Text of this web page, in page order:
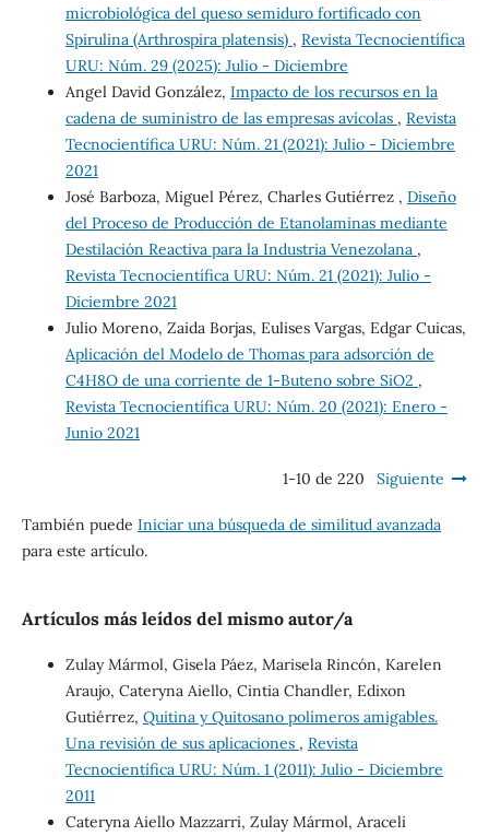
microbiológica del queso semiduro fortificado con
Spirulina (Arthrospira platensis) , Revista Tecnocientífica
URU: Núm. 29 (2025): Julio - Diciembre
Angel David González, Impacto de los recursos en la
cadena de suministro de las empresas avícolas , Revista
Tecnocientífica URU: Núm. 21 (2021): Julio - Diciembre
2021
José Barboza, Miguel Pérez, Charles Gutiérrez , Diseño
del Proceso de Producción de Etanolaminas mediante
Destilación Reactiva para la Industria Venezolana ,
Revista Tecnocientífica URU: Núm. 21 (2021): Julio -
Diciembre 2021
Julio Moreno, Zaida Borjas, Eulises Vargas, Edgar Cuicas,
Aplicación del Modelo de Thomas para adsorción de
C4H8O de una corriente de 1-Buteno sobre SiO2 ,
Revista Tecnocientífica URU: Núm. 20 (2021): Enero -
Junio 2021
1-10 de 220 Siguiente
También puede Iniciar una búsqueda de similitud avanzada
para este artículo.
Artículos más leídos del mismo autor/a
Zulay Mármol, Gisela Páez, Marisela Rincón, Karelen
Araujo, Cateryna Aiello, Cintia Chandler, Edixon
Gutiérrez, Quitina y Quitosano polímeros amigables.
Una revisión de sus aplicaciones , Revista
Tecnocientífica URU: Núm. 1 (2011): Julio - Diciembre
2011
Cateryna Aiello Mazzarri, Zulay Mármol, Araceli